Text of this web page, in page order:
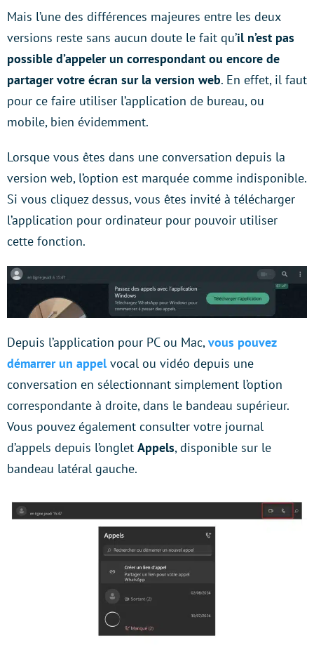
Mais l’une des différences majeures entre les deux
versions reste sans aucun doute le fait qu’il n’est pas
possible d’appeler un correspondant ou encore de
partager votre écran sur la version web. En effet, il faut
pour ce faire utiliser l’application de bureau, ou
mobile, bien évidemment.
Lorsque vous êtes dans une conversation depuis la
version web, l’option est marquée comme indisponible.
Si vous cliquez dessus, vous êtes invité à télécharger
l’application pour ordinateur pour pouvoir utiliser
cette fonction.
Depuis l’application pour PC ou Mac,vous pouvez
démarrer un appelvocal ou vidéo depuis une
conversation en sélectionnant simplement l’option
correspondante à droite, dans le bandeau supérieur.
Vous pouvez également consulter votre journal
d’appels depuis l’onglet Appels, disponible sur le
bandeau latéral gauche.